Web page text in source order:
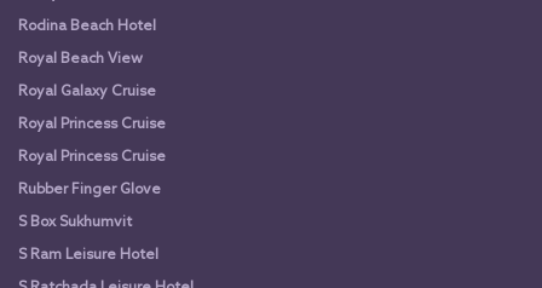
Rodina Beach Hotel
Royal Beach View
Royal Galaxy Cruise
Royal Princess Cruise
Royal Princess Cruise
Rubber Finger Glove
S Box Sukhumvit
S Ram Leisure Hotel